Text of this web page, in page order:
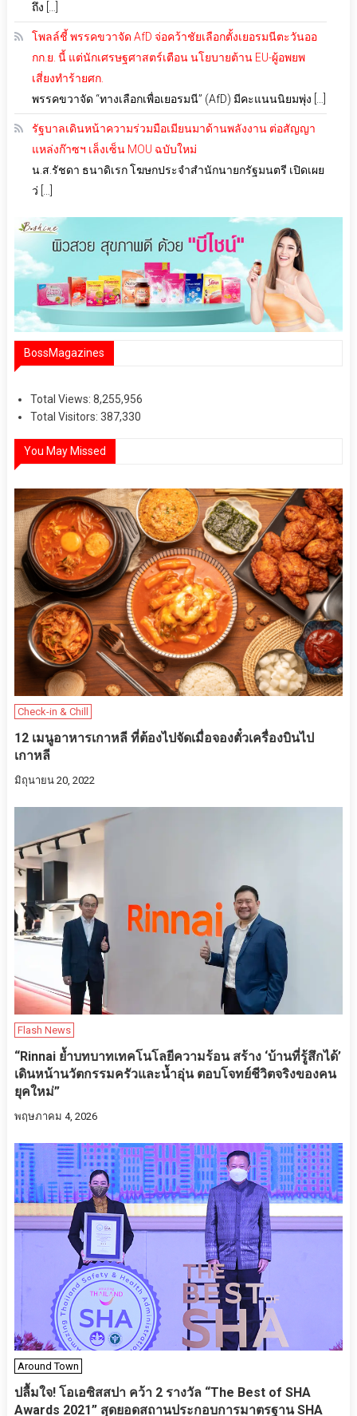
ถึง […]
โพลล์ชี้ พรรคขวาจัด AfD จ่อคว้าชัยเลือกตั้งเยอรมนีตะวันออ
กก.ย. นี้ แต่นักเศรษฐศาสตร์เตือน นโยบายต้าน EU-ผู้อพยพ
เสี่ยงทำร้ายศก.
พรรคขวาจัด “ทางเลือกเพื่อเยอรมนี” (AfD) มีคะแนนนิยมพุ่ง […]
รัฐบาลเดินหน้าความร่วมมือเมียนมาด้านพลังงาน ต่อสัญญา
แหล่งก๊าซฯ เล็งเซ็น MOU ฉบับใหม่
น.ส.รัชดา ธนาดิเรก โฆษกประจำสำนักนายกรัฐมนตรี เปิดเผย
ว่ […]
BossMagazines
Total Views: 8,255,956
Total Visitors: 387,330
You May Missed
Check-in & Chill
12 เมนูอาหารเกาหลี ที่ต้องไปจัดเมื่อจองตั๋วเครื่องบินไป
เกาหลี
มิถุนายน 20, 2022
Flash News
“Rinnai ย้ำบทบาทเทคโนโลยีความร้อน สร้าง ‘บ้านที่รู้สึกได้’
เดินหน้านวัตกรรมครัวและน้ำอุ่น ตอบโจทย์ชีวิตจริงของคน
ยุคใหม่”
พฤษภาคม 4, 2026
Around Town
ปลื้มใจ! โอเอซิสสปา คว้า 2 รางวัล “The Best of SHA
Awards 2021” สุดยอดสถานประกอบการมาตรฐาน SHA